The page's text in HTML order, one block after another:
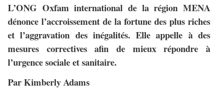
L’ONG Oxfam international de la région MENA
dénonce l’accroissement de la fortune des plus riches
et l’aggravation des inégalités. Elle appelle à des
mesures correctives afin de mieux répondre à
l’urgence sociale et sanitaire.
Par Kimberly Adams